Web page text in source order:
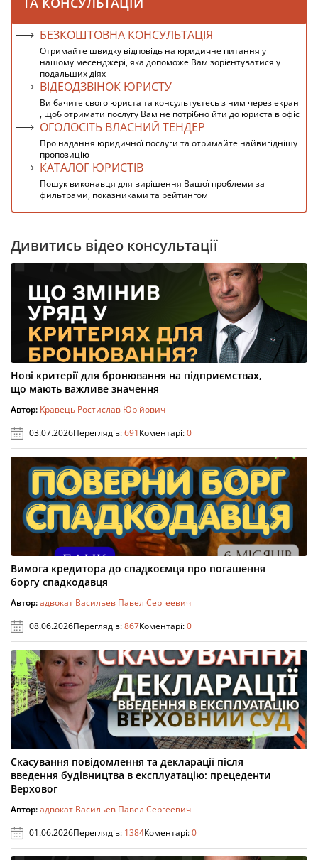
БЕЗКОШТОВНА КОНСУЛЬТАЦІЯ
Отримайте швидку відповідь на юридичне питання у
нашому месенджері, яка допоможе Вам зорієнтуватися у
подальших діях
ВІДЕОДЗВІНОК ЮРИСТУ
Ви бачите свого юриста та консультуєтесь з ним через екран
, щоб отримати послугу Вам не потрібно йти до юриста в офіс
ОГОЛОСІТЬ ВЛАСНИЙ ТЕНДЕР
Про надання юридичної послуги та отримайте найвигіднішу
пропозицію
КАТАЛОГ ЮРИСТІВ
Пошук виконавця для вирішення Вашої проблеми за
фильтрами, показниками та рейтингом
Дивитись відео консультації
Нові критерії для бронювання на підприємствах,
що мають важливе значення
Автор: Кравець Ростислав Юрійович
03.07.2026Переглядів:691Коментарі:0
Вимога кредитора до спадкоємця про погашення
боргу спадкодавця
Автор:адвокат Васильев Павел Сергеевич
08.06.2026Переглядів:867Коментарі:0
Скасування повідомлення та декларації після
введення будівництва в експлуатацію: прецеденти
Верховог
Автор:адвокат Васильев Павел Сергеевич
01.06.2026Переглядів: 1384Коментарі:0